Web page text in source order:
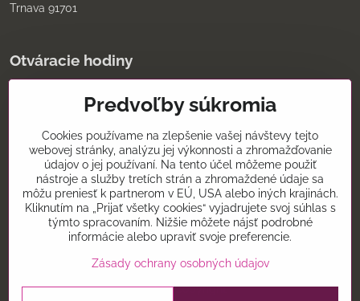
Trnava 91701
Otváracie hodiny
9:00 - 11:30 12:00 - 18:00
nedeľa
Kontakt
0907075930
alatorty@alatorty.sk
©2026Copyright
Predvoľby súkromia
Cookies používame na zlepšenie vašej návštevy tejto
webovej stránky, analýzu jej výkonnosti a zhromažďovanie
údajov o jej používaní. Na tento účel môžeme použiť
nástroje a služby tretích strán a zhromaždené údaje sa
môžu preniesť k partnerom v EÚ, USA alebo iných krajinách.
Kliknutím na „Prijať všetky cookies“ vyjadrujete svoj súhlas s
týmto spracovaním. Nižšie môžete nájsť podrobné
informácie alebo upraviť svoje preferencie.
Zásady ochrany osobných údajov